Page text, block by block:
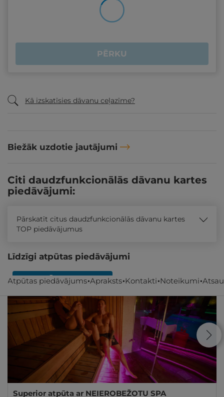
PĒRKU
Kā izskatīsies dāvanu ceļazīme?
Biežāk uzdotie jautājumi
Atpūtas piedāvājums Apraksts Kontakti Noteikumi
Citi daudzfunkcionālās dāvanu kartes
piedāvājumi:
Pārskatīt citus daudzfunkcionālās dāvanu kartes
TOP piedāvājumus
Līdzīgi atpūtas piedāvājumi
REZERVĀCIJAinternetā
Superior atpūta ar NEIEROBEŽOTU SPA